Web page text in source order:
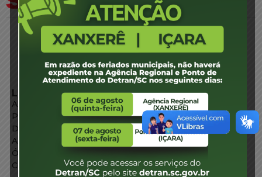
LINKS EXTERNOS
Agência de Notícias
Portal de Serviços
Diário Oficial
Acesso à Informação
Órgãos do Governo
Conheça SC